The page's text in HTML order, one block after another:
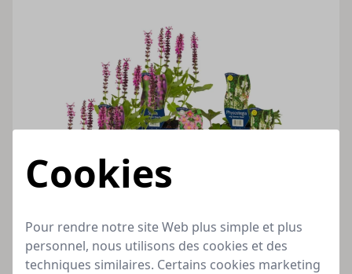
Cookies
Pour rendre notre site Web plus simple et plus
personnel, nous utilisons des cookies et des
techniques similaires. Certains cookies marketing